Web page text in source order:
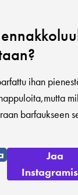
ihan
barfaukseen
Jaa